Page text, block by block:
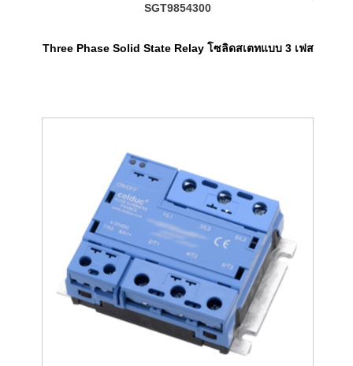
SGT9854300
Three Phase Solid State Relay โซลิดสเตทแบบ 3 เฟส